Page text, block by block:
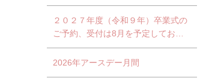
２０２７年度（令和９年）卒業式の
ご予約、受付は8月を予定しており
ます。
2026年アースデー月間